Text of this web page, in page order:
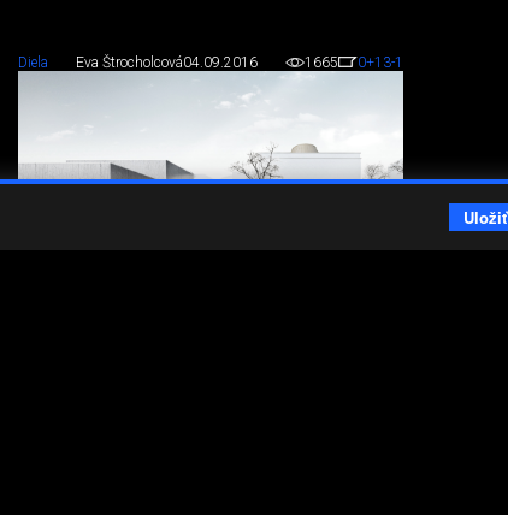
Uložiť
Diela Eva Štrocholcová04.09.2016 1665 0+13-1